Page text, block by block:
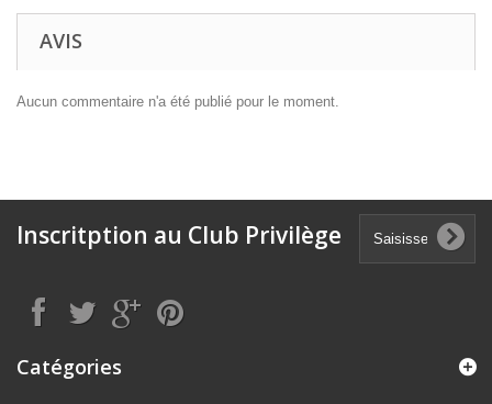
AVIS
Aucun commentaire n'a été publié pour le moment.
Inscritption au Club Privilège
Catégories